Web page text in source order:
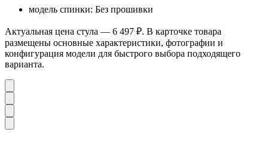
модель спинки: Без прошивки
Актуальная цена стула — 6 497 ₽. В карточке товара
размещены основные характеристики, фотографии и
конфигурация модели для быстрого выбора подходящего
варианта.